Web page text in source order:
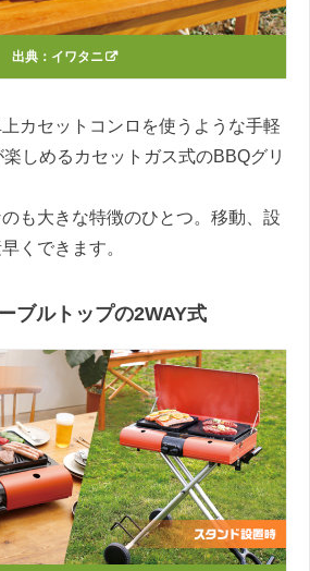
出典： イワタニ
カセットコンロを使うような手軽
しめるカセットガス式のBBQグリ
も大きな特徴のひとつ。移動、設
くできます。
ブルトップの2WAY式